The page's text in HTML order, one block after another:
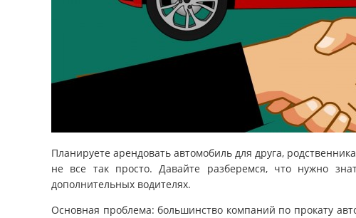
Планируете арендовать автомобиль для друга,
не все так просто. Давайте разберемся, что нужно
дополнительных водителях.
Основная проблема: большинство компаний по прокату